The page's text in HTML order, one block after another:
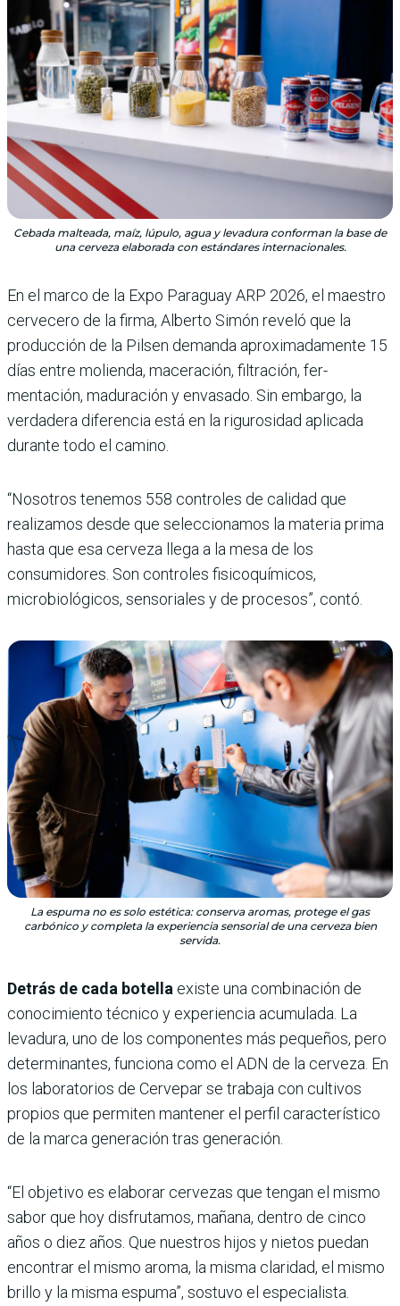
Cebada malteada, maíz, lúpulo, agua y levadura conforman la base de
una cerveza elaborada con estándares internacionales.
En el marco de la Expo Paraguay ARP 2026, el maestro
cervecero de la firma, Alberto Simón reveló que la
producción de la Pilsen demanda aproximadamente 15
días entre mo­lienda, maceración, filtración, fer­
mentación, maduración y envasado. Sin embargo, la
verdadera diferen­cia está en la rigurosidad aplicada
durante todo el camino.
“Nosotros tenemos 558 controles de calidad que
realizamos desde que seleccionamos la materia prima
hasta que esa cerveza llega a la mesa de los
consumidores. Son controles fisicoquímicos,
microbiológicos, sensoriales y de procesos”, contó.
La espuma no es solo estética: conserva aromas, protege el gas
carbónico y completa la experiencia sensorial de una cerveza bien
servida.
Detrás de cada botella existe una combinación de
conocimiento técnico y experiencia acumulada. La
levadu­ra, uno de los componentes más pe­queños, pero
determinantes, funciona como el ADN de la cerveza. En
los laboratorios de Cervepar se trabaja con cultivos
propios que permiten mantener el perfil característico
de la marca generación tras generación.
“El objetivo es elaborar cervezas que tengan el mismo
sabor que hoy disfrutamos, mañana, dentro de cinco
años o diez años. Que nuestros hijos y nietos puedan
encontrar el mismo aroma, la misma claridad, el mismo
brillo y la misma espuma”, sostuvo el especialista.